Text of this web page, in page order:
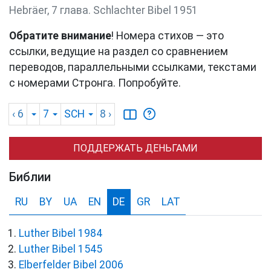
Hebräer, 7 глава. Schlachter Bibel 1951
Обратите внимание! Номера стихов — это
ссылки, ведущие на раздел со сравнением
переводов, параллельными ссылками, текстами
с номерами Стронга. Попробуйте.
‹ 6 7 SCH 8 ›
ПОДДЕРЖАТЬ ДЕНЬГАМИ
Библии
RU BY UA EN DE GR LAT
Luther Bibel 1984
Luther Bibel 1545
Elberfelder Bibel 2006